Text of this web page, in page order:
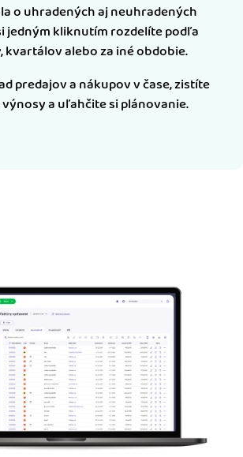
o uhradených aj neuhradených
jedným kliknutím rozdelíte podľa
kvartálov alebo za iné obdobie.
predajov a nákupov v čase, zistíte
a uľahčite si plánovanie.